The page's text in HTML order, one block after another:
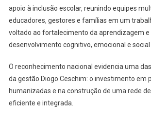
apoio à inclusão escolar, reunindo equipes
educadores, gestores e famílias em um
voltado ao fortalecimento da aprendizagem e
desenvolvimento cognitivo, emocional e social
O reconhecimento nacional evidencia uma
da gestão Diogo Ceschim: o investimento em
humanizadas e na construção de uma rede
eficiente e integrada.